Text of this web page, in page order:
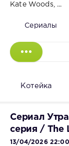
Kate Woods, ...
Сериалы
Котейка
Сериал
серия / The
13/04/2026 22:00